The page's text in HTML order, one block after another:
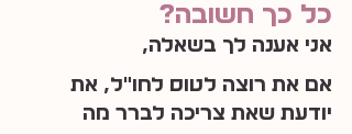
כל כך חשובה?
אני אענה לך בשאלה,
אם את רוצה לטוס לחו״ל, את
יודעת שאת צריכה לברר מה